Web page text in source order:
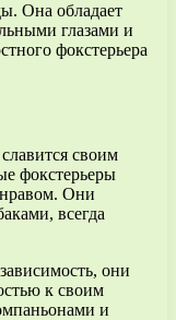
Она обладает
глазами и
фокстерьера
своим
фокстерьеры
Они
всегда
они
к своим
и